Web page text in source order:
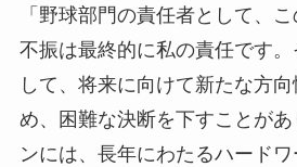
「野球部門の責任者として、
不振は最終的に私の責任です
して、将来に向けて新たな方
め、困難な決断を下すことが
ンには、長年にわたるハード